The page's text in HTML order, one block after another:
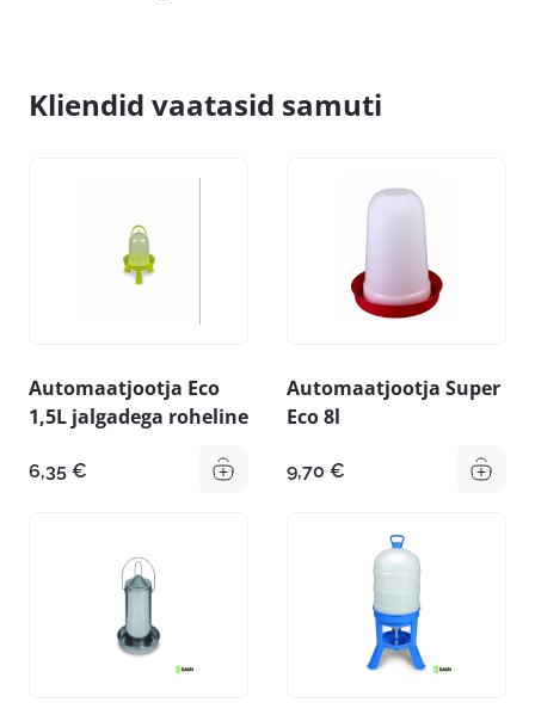
Kliendid vaatasid samuti
Automaatjootja Eco
1,5L jalgadega roheline
6,35 €
Automaatjootja Super
Eco 8l
9,70 €